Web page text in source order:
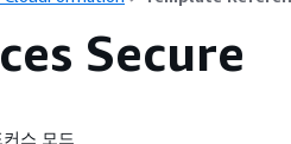
Secure
커스 모드